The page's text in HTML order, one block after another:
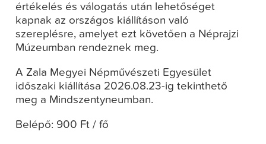
értékelés és válogatás után lehetőséget
kapnak az országos kiállításon való
szereplésre, amelyet ezt követően a Néprajzi
Múzeumban rendeznek meg.
A Zala Megyei Népművészeti Egyesület
időszaki kiállítása 2026.08.23-ig tekinthető
meg a Mindszentyneumban.
Belépő: 900 Ft / fő